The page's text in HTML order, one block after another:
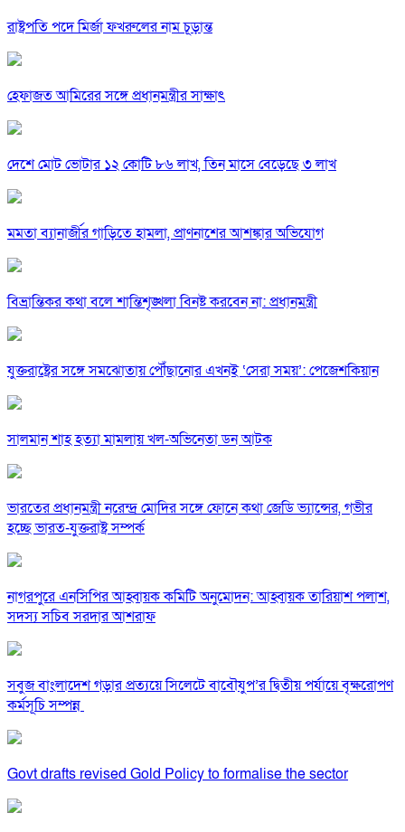
রাষ্ট্রপতি পদে মির্জা ফখরুলের নাম চূড়ান্ত
হেফাজত আমিরের সঙ্গে প্রধানমন্ত্রীর সাক্ষাৎ
দেশে মোট ভোটার ১২ কোটি ৮৬ লাখ, তিন মাসে বেড়েছে ৩ লাখ
মমতা ব্যানার্জীর গাড়িতে হামলা, প্রাণনাশের আশঙ্কার অভিযোগ
বিভ্রান্তিকর কথা বলে শান্তিশৃঙ্খলা বিনষ্ট করবেন না: প্রধানমন্ত্রী
যুক্তরাষ্ট্রের সঙ্গে সমঝোতায় পৌঁছানোর এখনই ‘সেরা সময়’: পেজেশকিয়ান
সালমান শাহ হত্যা মামলায় খল-অভিনেতা ডন আটক
ভারতের প্রধানমন্ত্রী নরেন্দ্র মোদির সঙ্গে ফোনে কথা জেডি ভ্যান্সের, গভীর
হচ্ছে ভারত-যুক্তরাষ্ট্র সম্পর্ক
নাগরপুরে এনসিপির আহ্বায়ক কমিটি অনুমোদন: আহ্বায়ক তারিয়াশ পলাশ,
সদস্য সচিব সরদার আশরাফ
সবুজ বাংলাদেশ গড়ার প্রত্যয়ে সিলেটে বাবৌযুপ’র দ্বিতীয় পর্যায়ে বৃক্ষরোপণ
কর্মসূচি সম্পন্ন
Govt drafts revised Gold Policy to formalise the sector